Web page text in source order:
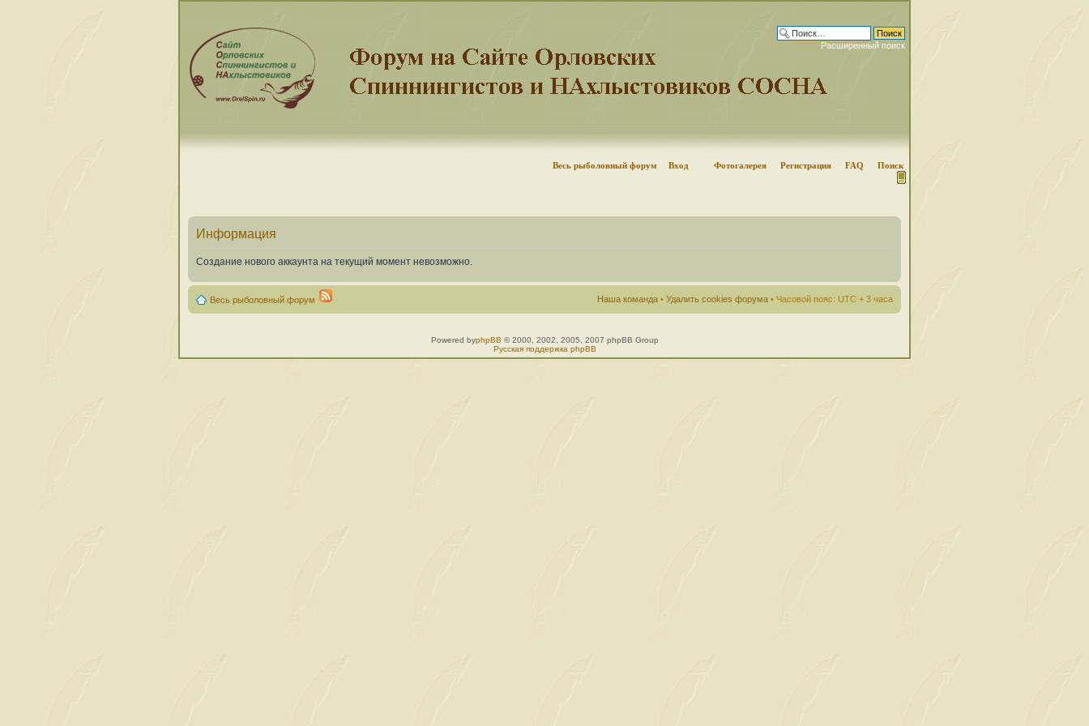
Расширенный поиск
Весь рыболовный форум Вход Фотогалерея Регистрация FAQ Поиск
Информация
Создание нового аккаунта на текущий момент невозможно.
Весь рыболовный форум Наша команда • Удалить cookies форума • Часовой пояс: UTC + 3 часа
Powered byphpBB © 2000, 2002, 2005, 2007 phpBB Group
Русская поддержка phpBB